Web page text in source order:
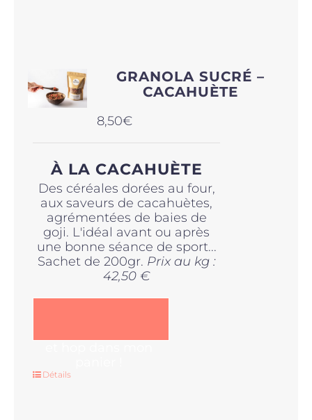
GRANOLA SUCRÉ –
CACAHUÈTE
8,50€
À LA CACAHUÈTE
Des céréales dorées au four,
aux saveurs de cacahuètes,
agrémentées de baies de
goji. L'idéal avant ou après
une bonne séance de sport...
Sachet de 200gr. Prix au kg :
42,50 €
Détails